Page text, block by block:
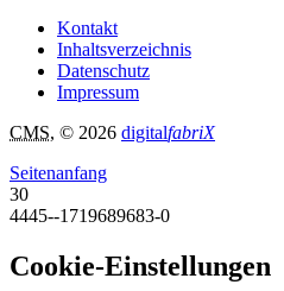
Kontakt
Inhaltsverzeichnis
Datenschutz
Impressum
CMS, © 2026 digitalfabriX
Seitenanfang
30
4445--1719689683-0
Cookie-Einstellungen